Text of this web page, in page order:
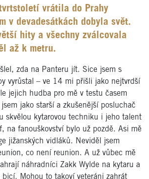
vrátila do Prahy
v devadesátkách dobyla svět.
hity a všechny zválcovala
až k metru.
zda na Panteru jít. Sice jsem s
vyrůstal – ve 14 mi přišli jako nejtvrdší
jejich hudba pro mě v testu časem
jako starší a zkušenější posluchač
skvělou kytarovou techniku i jeho talent
na fanouškovství bylo už pozdě. Asi mě
jižanských vidláků. Neviděl jsem
co není reunion. A už vůbec mě
náhradníci Zakk Wylde na kytaru a
Mohou to takoví veteráni zahrát